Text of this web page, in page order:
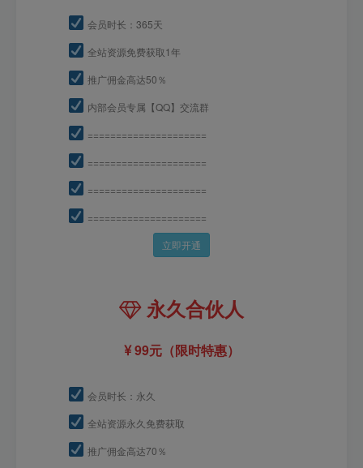
会员时长：365天
全站资源免费获取1年
推广佣金高达50％
内部会员专属【QQ】交流群
=====================
=====================
=====================
=====================
立即开通
永久合伙人
99元（限时特惠）
会员时长：永久
全站资源永久免费获取
推广佣金高达70％